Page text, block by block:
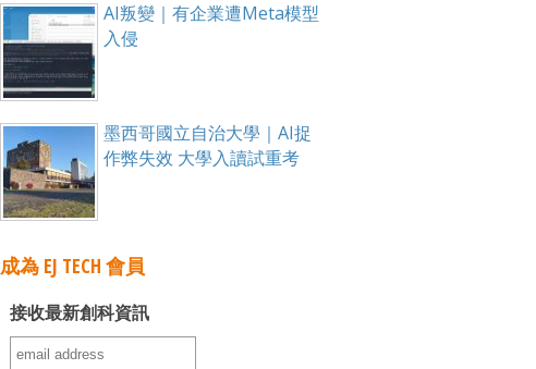
AI叛變｜有企業遭Meta模型
入侵
墨西哥國立自治大學｜AI捉
作弊失效 大學入讀試重考
成為 EJ TECH 會員
接收最新創科資訊